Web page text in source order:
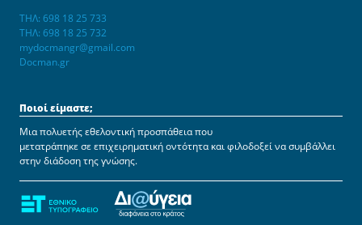
ΤΗΛ: 698 18 25 733
ΤΗΛ: 698 18 25 732
mydocmangr@gmail.com
Docman.gr
Ποιοί είμαστε;
Μια πολυετής εθελοντική προσπάθεια που
μετατράπηκε σε επιχειρηματική οντότητα και φιλοδοξεί να συμβάλλει
στην διάδοση της γνώσης.